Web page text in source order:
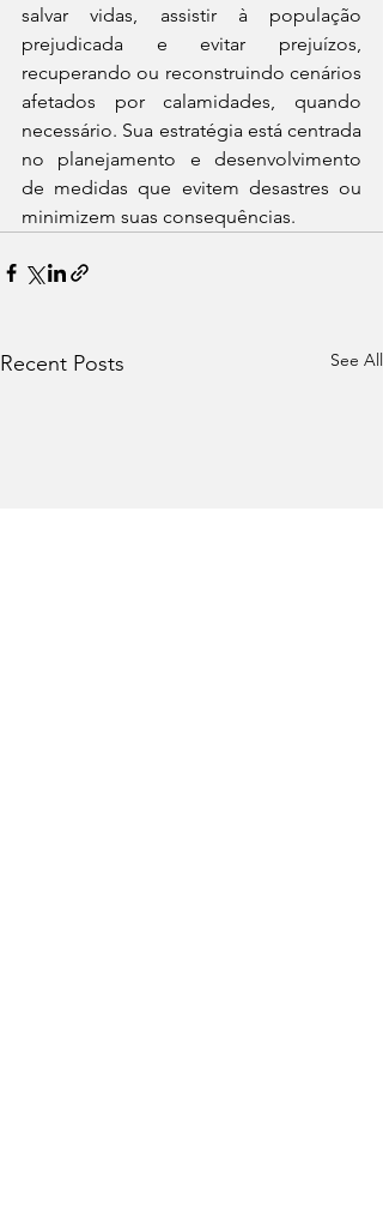
salvar vidas, assistir à população
prejudicada e evitar prejuízos,
recuperando ou reconstruindo cenários
afetados por calamidades, quando
necessário. Sua estratégia está centrada
no planejamento e desenvolvimento
de medidas que evitem desastres ou
minimizem suas consequências.
Recent Posts See All